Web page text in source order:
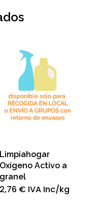
Limpiahogar
Oxígeno Activo a
granel
2,76 € IVA Inc/kg